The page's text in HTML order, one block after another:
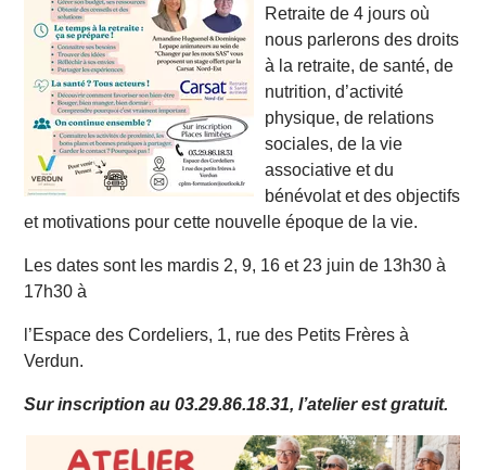
Retraite de 4 jours où
nous parlerons des droits
à la retraite, de santé, de
nutrition, d’activité
physique, de relations
sociales, de la vie
associative et du
bénévolat et des objectifs
et motivations pour cette nouvelle époque de la vie.
Les dates sont les mardis 2, 9, 16 et 23 juin de 13h30 à
17h30 à
l’Espace des Cordeliers, 1, rue des Petits Frères à
Verdun.
Sur inscription au 03.29.86.18.31, l’atelier est gratuit.